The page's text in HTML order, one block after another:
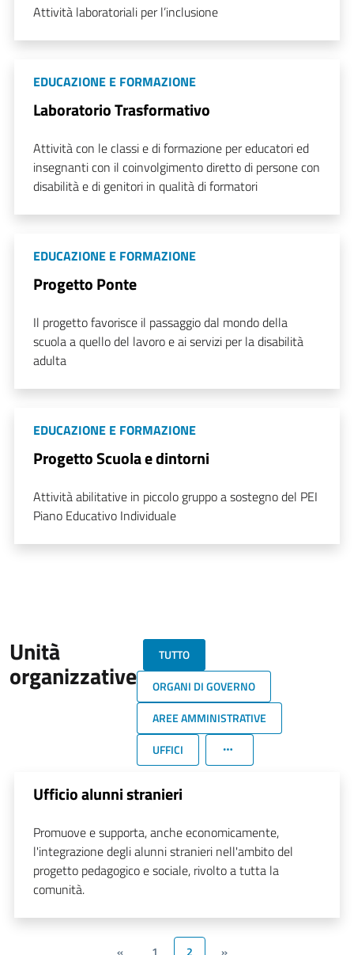
Attività laboratoriali per l’inclusione
EDUCAZIONE E FORMAZIONE
Laboratorio Trasformativo
Attività con le classi e di formazione per educatori ed
insegnanti con il coinvolgimento diretto di persone con
disabilità e di genitori in qualità di formatori
EDUCAZIONE E FORMAZIONE
Progetto Ponte
Il progetto favorisce il passaggio dal mondo della
scuola a quello del lavoro e ai servizi per la disabilità
adulta
EDUCAZIONE E FORMAZIONE
Progetto Scuola e dintorni
Attività abilitative in piccolo gruppo a sostegno del PEI
Piano Educativo Individuale
Unità
organizzative
TUTTO
ORGANI DI GOVERNO
AREE AMMINISTRATIVE
UFFICI
Ufficio alunni stranieri
Promuove e supporta, anche economicamente,
l'integrazione degli alunni stranieri nell'ambito del
progetto pedagogico e sociale, rivolto a tutta la
comunità.